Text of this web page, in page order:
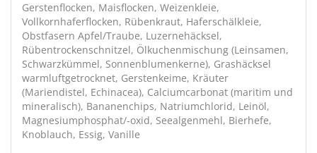
Gerstenflocken, Maisflocken, Weizenkleie,
Vollkornhaferflocken, Rübenkraut, Haferschälkleie,
Obstfasern Apfel/Traube, Luzernehäcksel,
Rübentrockenschnitzel, Ölkuchenmischung (Leinsamen,
Schwarzkümmel, Sonnenblumenkerne), Grashäcksel
warmluftgetrocknet, Gerstenkeime, Kräuter
(Mariendistel, Echinacea), Calciumcarbonat (maritim und
mineralisch), Bananenchips, Natriumchlorid, Leinöl,
Magnesiumphosphat/-oxid, Seealgenmehl, Bierhefe,
Knoblauch, Essig, Vanille